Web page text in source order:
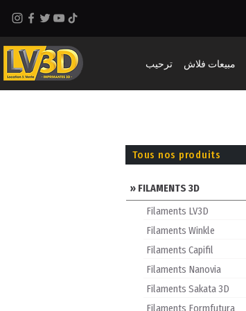
ترحيب مبيعات فلاش
Tous nos produits
» FILAMENTS 3D
Filaments LV3D
Filaments Winkle
Filaments Capifil
Filaments Nanovia
Filaments Sakata 3D
Filaments Formfutura